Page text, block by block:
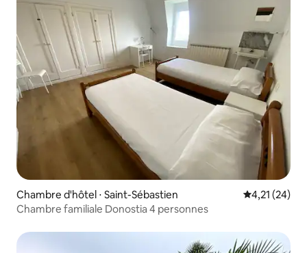
Chambre d'hôtel ⋅ Saint-Sébastien Évaluation
4,21 (24)
Chambre familiale Donostia 4 personnes